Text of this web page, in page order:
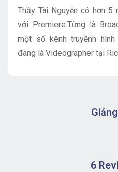
Thầy Tài Nguyễn có hơn 5
với Premiere.Từng là
một số kênh truyềnh
đang là Videographer tại
6